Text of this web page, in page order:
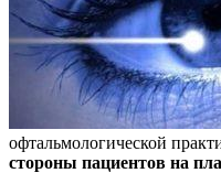
офтальмологической
стороны пациентов на